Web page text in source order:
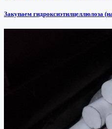
Закупаем гидроксиэтилцеллюлоза